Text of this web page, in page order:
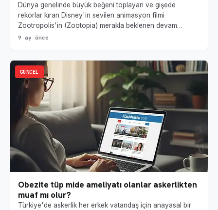
Dünya genelinde büyük beğeni toplayan ve gişede
rekorlar kıran Disney'in sevilen animasyon filmi
Zootropolis'in (Zootopia) merakla beklenen devam…
9 ay önce
GÜNCEL
Obezite tüp mide ameliyatı olanlar askerlikten
muaf mı olur?
Türkiye'de askerlik her erkek vatandaş için anayasal bir